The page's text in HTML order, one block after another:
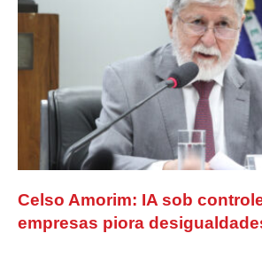
Celso Amorim: IA sob
empresas piora